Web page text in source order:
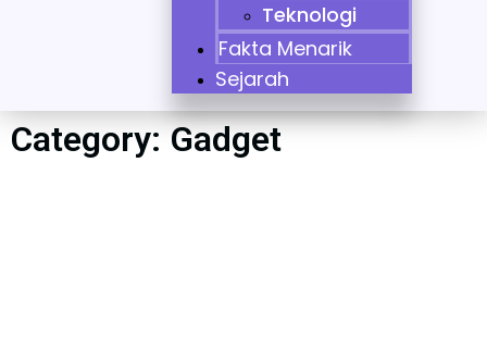
Teknologi
Fakta Menarik
Sejarah
Category: Gadget